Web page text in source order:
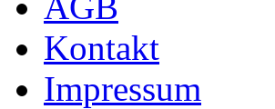
Kontakt
Impressum